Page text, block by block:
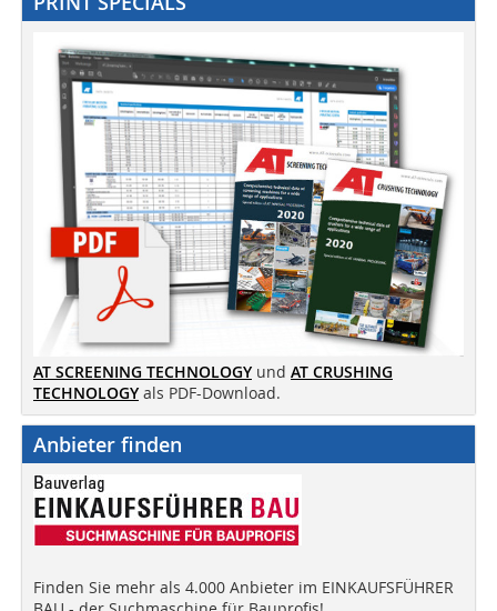
AT SCREENING TECHNOLOGY und AT CRUSHING
TECHNOLOGY als PDF-Download.
Anbieter finden
Finden Sie mehr als 4.000 Anbieter im EINKAUFSFÜHRER